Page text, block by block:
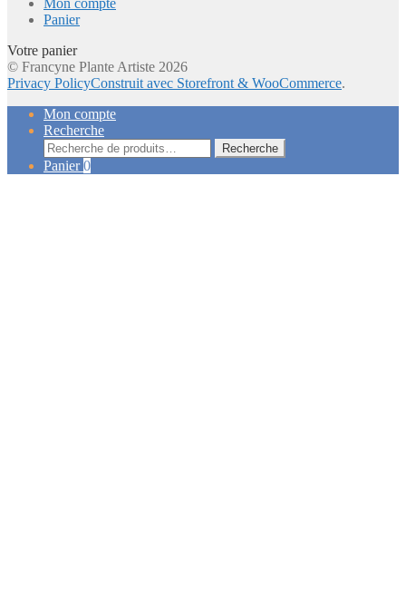
Mon compte
Panier
Votre panier
© Francyne Plante Artiste 2026
Privacy PolicyConstruit avec Storefront & WooCommerce.
Mon compte
Recherche
Recherche
pour :
Recherche
Panier0